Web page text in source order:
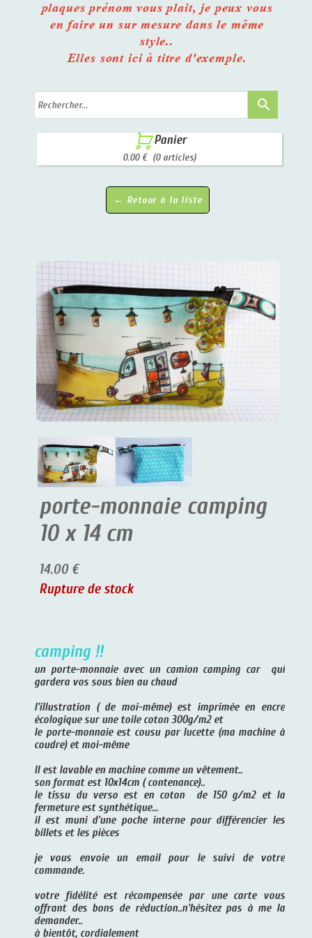
plaques prénom vous plait, je peux vous
en faire un sur mesure dans le même
style..
Elles sont ici à titre d'exemple.
search
 Panier
0.00 € (0 articles)
← Retour à la liste
porte-monnaie camping
10 x 14 cm
14.00 €
Rupture de stock
camping !!
un porte-monnaie avec un camion camping car qui
gardera vos sous bien au chaud
l'illustration ( de moi-même) est imprimée en encre
écologique sur une toile coton 300g/m2 et
le porte-monnaie est cousu par lucette (ma machine à
coudre) et moi-même
Il est lavable en machine comme un vêtement..
son format est 10x14cm ( contenance)..
le tissu du verso est en coton de 150 g/m2 et la
fermeture est synthétique...
il est muni d'une poche interne pour différencier les
billets et les pièces
je vous envoie un email pour le suivi de votre
commande.
votre fidélité est récompensée par une carte vous
offrant des bons de réduction..n'hésitez pas à me la
demander..
à bientôt, cordialement